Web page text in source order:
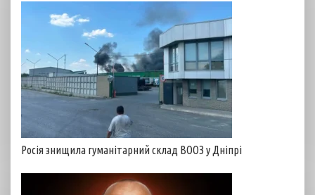
Росія знищила гуманітарний склад ВООЗ у Дніпрі